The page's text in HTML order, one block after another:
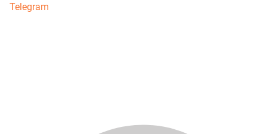
Telegram